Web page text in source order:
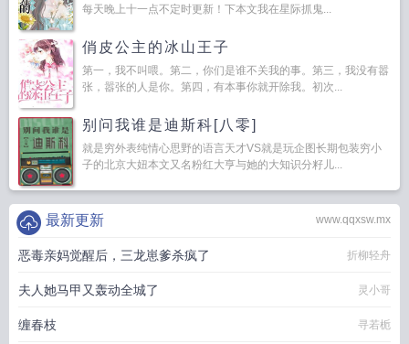
每天晚上十一点不定时更新！下本文我在星际抓鬼...
俏皮公主的冰山王子
第一，我不叫喂。第二，你们是谁不关我的事。第三，我没有嚣
张，嚣张的人是你。第四，有本事你就开除我。初次...
别问我谁是迪斯科[八零]
就是穷外表纯情心思野的语言天才VS就是玩企图长期包装穷小
子的北京大妞本文又名粉红大亨与她的大知识分籽儿...
www.qqxsw.mx
最新更新
恶毒亲妈觉醒后，三龙崽爹杀疯了 折柳轻舟
夫人她马甲又轰动全城了 灵小哥
缠春枝 寻若栀